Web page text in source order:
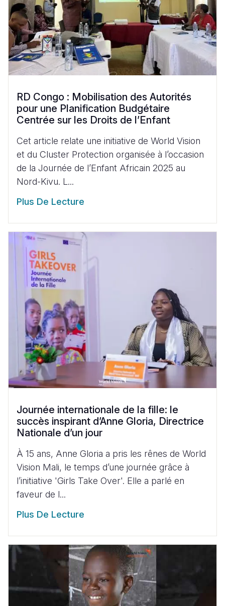
RD Congo : Mobilisation des Autorités
pour une Planification Budgétaire
Centrée sur les Droits de l’Enfant
Cet article relate une initiative de World Vision
et du Cluster Protection organisée à l’occasion
de la Journée de l’Enfant Africain 2025 au
Nord-Kivu. L...
Plus De Lecture
Journée internationale de la fille: le
succès inspirant d’Anne Gloria, Directrice
Nationale d’un jour
À 15 ans, Anne Gloria a pris les rênes de World
Vision Mali, le temps d’une journée grâce à
l’initiative 'Girls Take Over'. Elle a parlé en
faveur de l...
Plus De Lecture